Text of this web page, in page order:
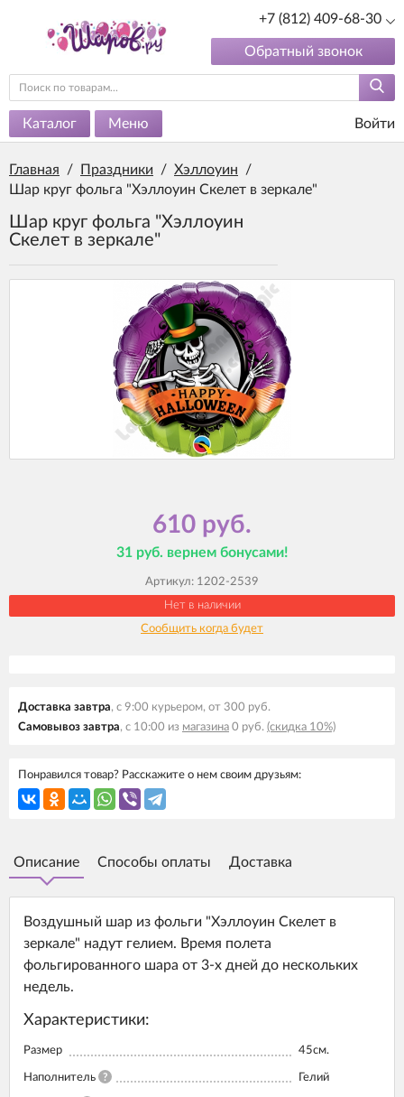
+7 (812) 409-68-30
Обратный звонок
Каталог Меню Войти
Главная / Праздники / Хэллоуин
/
Шар круг фольга "Хэллоуин Скелет в зеркале"
Шар круг фольга "Хэллоуин
Скелет в зеркале"
610 руб.
31 руб. вернем бонусами!
Артикул: 1202-2539
Нет в наличии
Сообщить когда будет
Доставка завтра, с 9:00 курьером, от 300 руб.
Самовывоз завтра, с 10:00 из магазина 0 руб. (скидка 10%)
Понравился товар? Расскажите о нем своим друзьям:
Описание Способы оплаты Доставка
Воздушный шар из фольги "Хэллоуин Скелет в
зеркале" надут гелием. Время полета
фольгированного шара от 3-х дней до нескольких
недель.
Характеристики:
Размер 45см.
Наполнитель ? Гелий